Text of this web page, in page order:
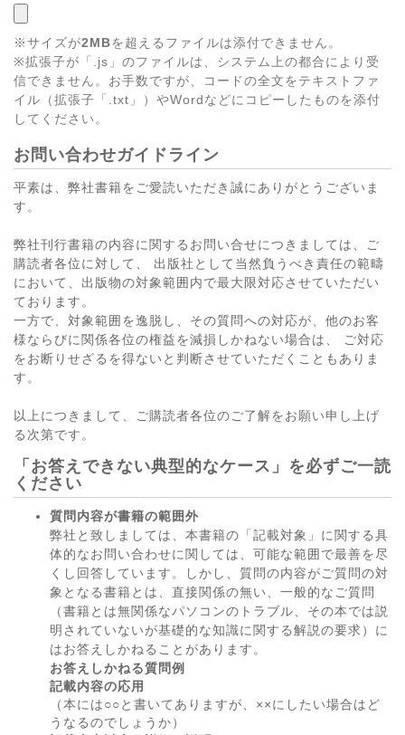
※サイズが2MBを超えるファイルは添付できません。
※拡張子が「.js」のファイルは、システム上の都合により受
信できません。お手数ですが、コードの全文をテキストファ
イル（拡張子「.txt」）やWordなどにコピーしたものを添付
してください。
お問い合わせガイドライン
平素は、弊社書籍をご愛読いただき誠にありがとうございま
す。
弊社刊行書籍の内容に関するお問い合せにつきましては、ご
購読者各位に対して、 出版社として当然負うべき責任の範疇
において、出版物の対象範囲内で最大限対応させていただい
ております。
一方で、対象範囲を逸脱し、その質問への対応が、他のお客
様ならびに関係各位の権益を減損しかねない場合は、 ご対応
をお断りせざるを得ないと判断させていただくこともありま
す。
以上につきまして、ご購読者各位のご了解をお願い申し上げ
る次第です。
「お答えできない典型的なケース」を必ずご一読
ください
質問内容が書籍の範囲外
弊社と致しましては、本書籍の「記載対象」に関する具
体的なお問い合わせに関しては、可能な範囲で最善を尽
くし回答しています。しかし、質問の内容がご質問の対
象となる書籍とは、直接関係の無い、一般的なご質問
（書籍とは無関係なパソコンのトラブル、その本では説
明されていないが基礎的な知識に関する解説の要求）に
はお答えしかねることがあります。
お答えしかねる質問例
記載内容の応用
（本には○○と書いてありますが、××にしたい場合はど
うなるのでしょうか）